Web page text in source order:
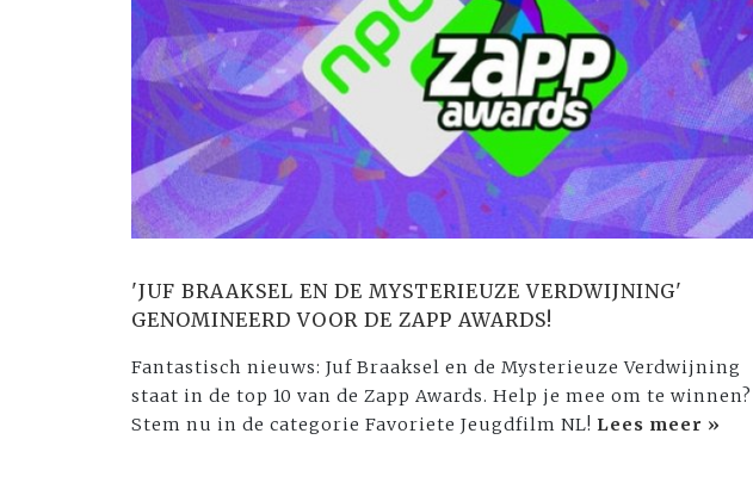
'JUF BRAAKSEL EN DE MYSTERIEUZE VERDWIJNING'
GENOMINEERD VOOR DE ZAPP AWARDS!
Fantastisch nieuws: Juf Braaksel en de Mysterieuze Verdwijning
staat in de top 10 van de Zapp Awards. Help je mee om te winnen?
Stem nu in de categorie Favoriete Jeugdfilm NL! Lees meer »